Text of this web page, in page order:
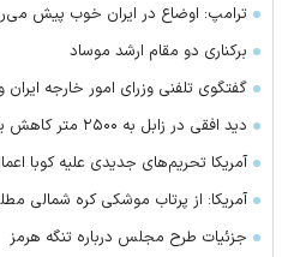
ترامپ: اوضاع در ایران خوب پیش
برکناری دو مقام ارشد موساد
گفتگوی تلفنی وزرای امور خارجه ایران
دید افقی در زابل به ۲۵۰۰ متر کاهش یافت
آمریکا تحریم‌های جدیدی علیه کوبا
آمریکا: از پرتاب موشکی کره شمالی
جزئیات طرح مجلس درباره تنگه هرمز